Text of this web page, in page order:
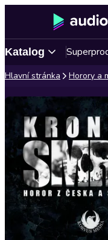
Katalog
Hlavní stránka Horory a